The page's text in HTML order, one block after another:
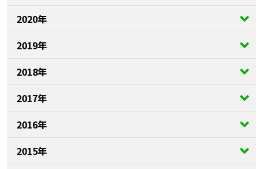
2020年
2019年
2018年
2017年
2016年
2015年